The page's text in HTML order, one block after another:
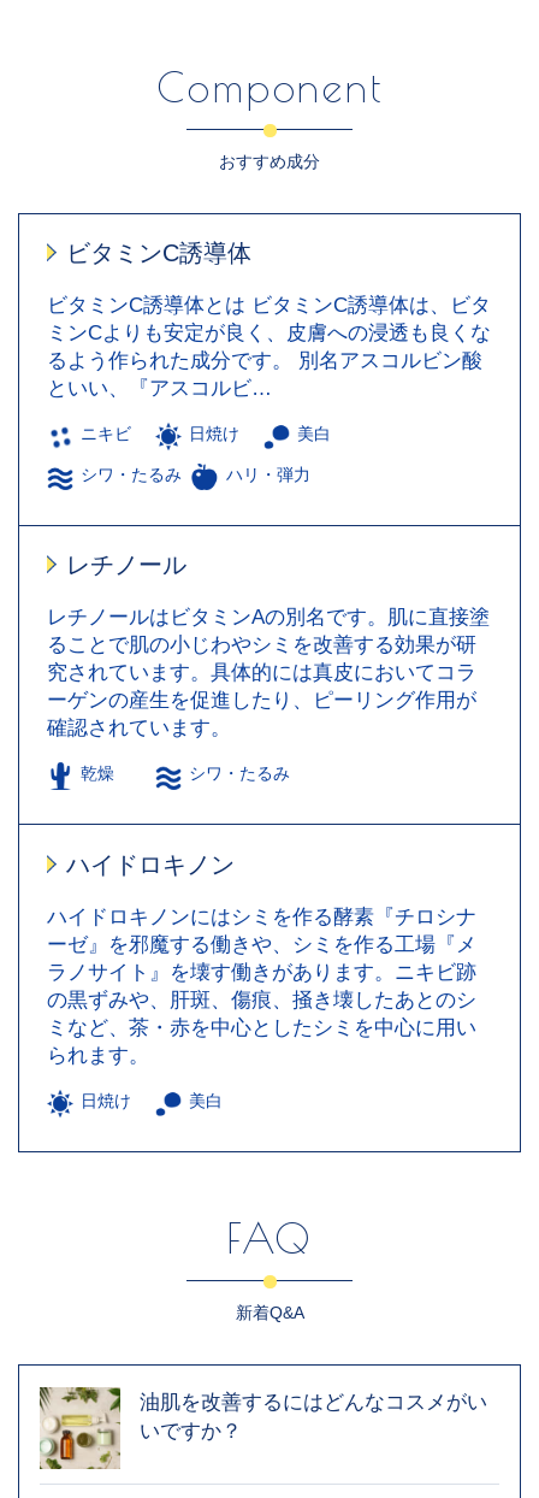
Component
おすすめ成分
ビタミンC誘導体
ビタミンC誘導体とは ビタミンC誘導体は、ビタ
ミンCよりも安定が良く、皮膚への浸透も良くな
るよう作られた成分です。 別名アスコルビン酸
といい、『アスコルビ…
ニキビ 日焼け 美白
シワ・たるみ ハリ・弾力
レチノール
レチノールはビタミンAの別名です。肌に直接塗
ることで肌の小じわやシミを改善する効果が研
究されています。具体的には真皮においてコラ
ーゲンの産生を促進したり、ピーリング作用が
確認されています。
乾燥 シワ・たるみ
ハイドロキノン
ハイドロキノンにはシミを作る酵素『チロシナ
ーゼ』を邪魔する働きや、シミを作る工場『メ
ラノサイト』を壊す働きがあります。ニキビ跡
の黒ずみや、肝斑、傷痕、掻き壊したあとのシ
ミなど、茶・赤を中心としたシミを中心に用い
られます。
日焼け 美白
FAQ
新着Q&A
油肌を改善するにはどんなコスメがい
いですか？